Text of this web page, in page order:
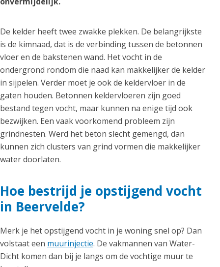
De kelder heeft twee zwakke plekken. De belangrijkste
is de kimnaad, dat is de verbinding tussen de betonnen
vloer en de bakstenen wand. Het vocht in de
ondergrond rondom die naad kan makkelijker de kelder
in sijpelen. Verder moet je ook de keldervloer in de
gaten houden. Betonnen keldervloeren zijn goed
bestand tegen vocht, maar kunnen na enige tijd ook
bezwijken. Een vaak voorkomend probleem zijn
grindnesten. Werd het beton slecht gemengd, dan
kunnen zich clusters van grind vormen die makkelijker
water doorlaten.
Hoe bestrijd je opstijgend vocht
in Beervelde?
Merk je het opstijgend vocht in je woning snel op? Dan
volstaat een muurinjectie. De vakmannen van Water-
Dicht komen dan bij je langs om de vochtige muur te